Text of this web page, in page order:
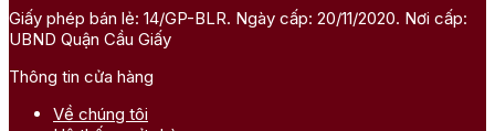
Giấy phép bán lẻ: 14/GP-BLR. Ngày cấp: 20/11/2020. Nơi cấp:
UBND Quận Cầu Giấy
Thông tin cửa hàng
Về chúng tôi